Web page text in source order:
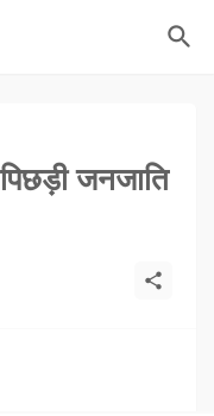
जनजाति